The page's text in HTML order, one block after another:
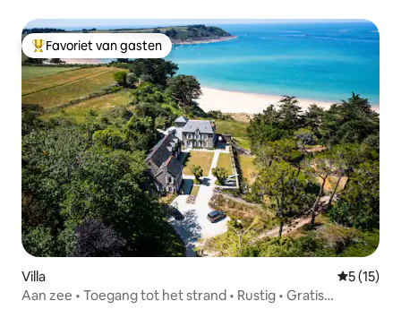
Topfavoriet van gasten
Favoriet van gasten
Villa
5 (15)
Aan zee • Toegang tot het strand • Rustig • Gratis